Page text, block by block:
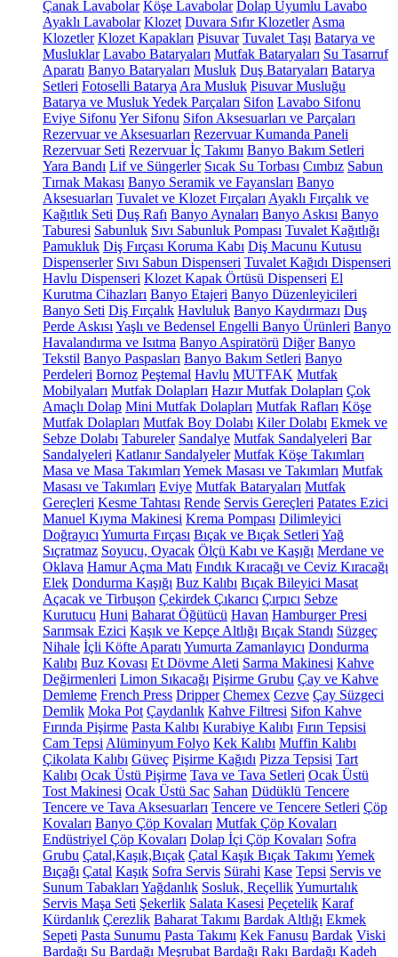
Çanak Lavabolar Köşe Lavabolar Dolap Uyumlu Lavabo
Ayaklı Lavabolar Klozet Duvara Sıfır Klozetler Asma
Klozetler Klozet Kapakları Pisuvar Tuvalet Taşı Batarya ve
Musluklar Lavabo Bataryaları Mutfak Bataryaları Su Tasarruf
Aparatı Banyo Bataryaları Musluk Duş Bataryaları Batarya
Setleri Fotoselli Batarya Ara Musluk Pisuvar Musluğu
Batarya ve Musluk Yedek Parçaları Sifon Lavabo Sifonu
Eviye Sifonu Yer Sifonu Sifon Aksesuarları ve Parçaları
Rezervuar ve Aksesuarları Rezervuar Kumanda Paneli
Rezervuar Seti Rezervuar İç Takımı Banyo Bakım Setleri
Yara Bandı Lif ve Süngerler Sıcak Su Torbası Cımbız Sabun
Tırnak Makası Banyo Seramik ve Fayansları Banyo
Aksesuarları Tuvalet ve Klozet Fırçaları Ayaklı Fırçalık ve
Kağıtlık Seti Duş Rafı Banyo Aynaları Banyo Askısı Banyo
Taburesi Sabunluk Sıvı Sabunluk Pompası Tuvalet Kağıtlığı
Pamukluk Diş Fırçası Koruma Kabı Diş Macunu Kutusu
Dispenserler Sıvı Sabun Dispenseri Tuvalet Kağıdı Dispenseri
Havlu Dispenseri Klozet Kapak Örtüsü Dispenseri El
Kurutma Cihazları Banyo Etajeri Banyo Düzenleyicileri
Banyo Seti Diş Fırçalık Havluluk Banyo Kaydırmazı Duş
Perde Askısı Yaşlı ve Bedensel Engelli Banyo Ürünleri Banyo
Havalandırma ve Isıtma Banyo Aspiratörü Diğer Banyo
Tekstil Banyo Paspasları Banyo Bakım Setleri Banyo
Perdeleri Bornoz Peştemal Havlu MUTFAK Mutfak
Mobilyaları Mutfak Dolapları Hazır Mutfak Dolapları Çok
Amaçlı Dolap Mini Mutfak Dolapları Mutfak Rafları Köşe
Mutfak Dolapları Mutfak Boy Dolabı Kiler Dolabı Ekmek ve
Sebze Dolabı Tabureler Sandalye Mutfak Sandalyeleri Bar
Sandalyeleri Katlanır Sandalyeler Mutfak Köşe Takımları
Masa ve Masa Takımları Yemek Masası ve Takımları Mutfak
Masası ve Takımları Eviye Mutfak Bataryaları Mutfak
Gereçleri Kesme Tahtası Rende Servis Gereçleri Patates Ezici
Manuel Kıyma Makinesi Krema Pompası Dilimleyici
Doğrayıcı Yumurta Fırçası Bıçak ve Bıçak Setleri Yağ
Sıçratmaz Soyucu, Oyacak Ölçü Kabı ve Kaşığı Merdane ve
Oklava Hamur Açma Matı Fındık Kıracağı ve Ceviz Kıracağı
Elek Dondurma Kaşığı Buz Kalıbı Bıçak Bileyici Masat
Açacak ve Tirbuşon Çekirdek Çıkarıcı Çırpıcı Sebze
Kurutucu Huni Baharat Öğütücü Havan Hamburger Presi
Sarımsak Ezici Kaşık ve Kepçe Altlığı Bıçak Standı Süzgeç
Nihale İçli Köfte Aparatı Yumurta Zamanlayıcı Dondurma
Kalıbı Buz Kovası Et Dövme Aleti Sarma Makinesi Kahve
Değirmenleri Limon Sıkacağı Pişirme Grubu Çay ve Kahve
Demleme French Press Dripper Chemex Cezve Çay Süzgeci
Demlik Moka Pot Çaydanlık Kahve Filtresi Sifon Kahve
Fırında Pişirme Pasta Kalıbı Kurabiye Kalıbı Fırın Tepsisi
Cam Tepsi Alüminyum Folyo Kek Kalıbı Muffin Kalıbı
Çikolata Kalıbı Güveç Pişirme Kağıdı Pizza Tepsisi Tart
Kalıbı Ocak Üstü Pişirme Tava ve Tava Setleri Ocak Üstü
Tost Makinesi Ocak Üstü Sac Sahan Düdüklü Tencere
Tencere ve Tava Aksesuarları Tencere ve Tencere Setleri Çöp
Kovaları Banyo Çöp Kovaları Mutfak Çöp Kovaları
Endüstriyel Çöp Kovaları Dolap İçi Çöp Kovaları Sofra
Grubu Çatal,Kaşık,Bıçak Çatal Kaşık Bıçak Takımı Yemek
Bıçağı Çatal Kaşık Sofra Servis Sürahi Kase Tepsi Servis ve
Sunum Tabakları Yağdanlık Sosluk, ReçellikYumurtalık
Servis Maşa Seti Şekerlik Salata Kasesi Peçetelik Karaf
Kürdanlık Çerezlik Baharat Takımı Bardak Altlığı Ekmek
Sepeti Pasta Sunumu Pasta Takımı Kek Fanusu Bardak Viski
Bardağı Su Bardağı Meşrubat Bardağı Rakı Bardağı Kadeh